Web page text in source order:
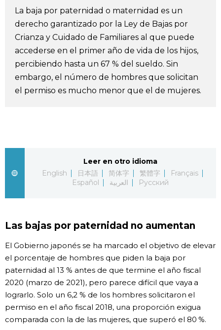
Vídeos e imágenes
En profundidad
Más
Noticias
Fragmentos de Japón
Gente
Tokio
Avisos
official SNS
La baja por paternidad o maternidad es un
derecho garantizado por la Ley de Bajas por
Crianza y Cuidado de Familiares al que puede
accederse en el primer año de vida de los hijos,
percibiendo hasta un 67 % del sueldo. Sin
embargo, el número de hombres que solicitan
el permiso es mucho menor que el de mujeres.
Leer en otro idioma
English
日本語 简体字 繁體字
Français
Español
العربية Русский
Las bajas por paternidad no aumentan
El Gobierno japonés se ha marcado el objetivo de elevar
el porcentaje de hombres que piden la baja por
paternidad al 13 % antes de que termine el año fiscal
2020 (marzo de 2021), pero parece difícil que vaya a
lograrlo. Solo un 6,2 % de los hombres solicitaron el
permiso en el año fiscal 2018, una proporción exigua
comparada con la de las mujeres, que superó el 80 %.